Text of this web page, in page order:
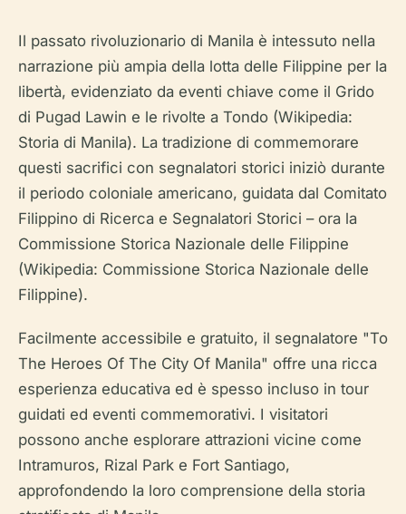
Il passato rivoluzionario di Manila è intessuto nella
narrazione più ampia della lotta delle Filippine per la
libertà, evidenziato da eventi chiave come il Grido
di Pugad Lawin e le rivolte a Tondo (Wikipedia:
Storia di Manila). La tradizione di commemorare
questi sacrifici con segnalatori storici iniziò durante
il periodo coloniale americano, guidata dal Comitato
Filippino di Ricerca e Segnalatori Storici – ora la
Commissione Storica Nazionale delle Filippine
(Wikipedia: Commissione Storica Nazionale delle
Filippine).
Facilmente accessibile e gratuito, il segnalatore "To
The Heroes Of The City Of Manila" offre una ricca
esperienza educativa ed è spesso incluso in tour
guidati ed eventi commemorativi. I visitatori
possono anche esplorare attrazioni vicine come
Intramuros, Rizal Park e Fort Santiago,
approfondendo la loro comprensione della storia